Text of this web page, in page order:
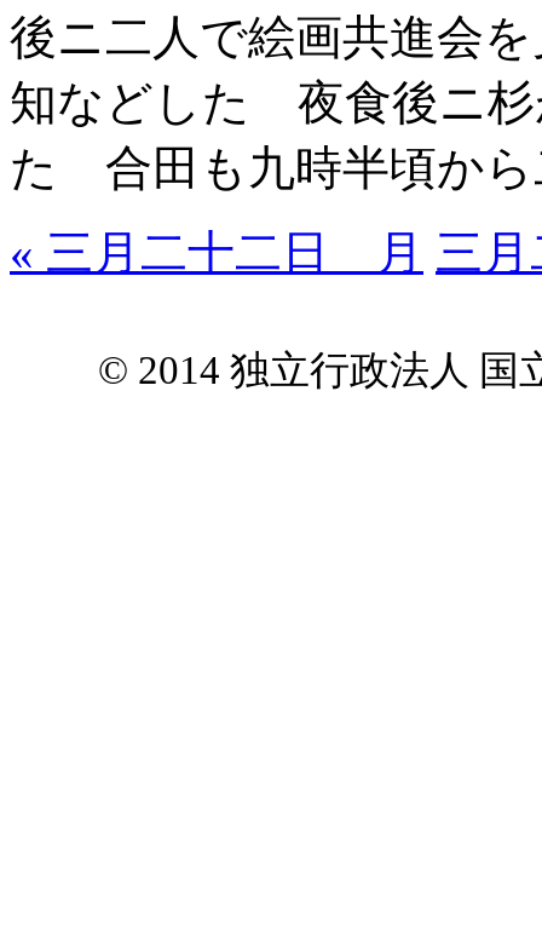
後ニ二人で絵画共進会
知などした 夜食後ニ
た 合田も九時半頃から
« 三月二十二日 月 三
© 2014 独立行政法人 国